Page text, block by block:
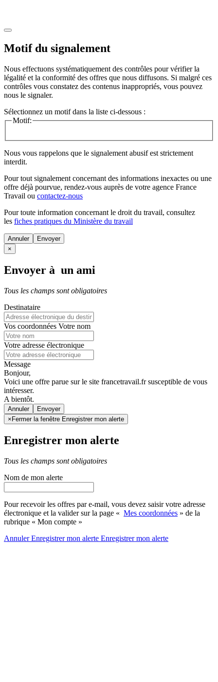
Motif du signalement
Nous effectuons systématiquement des contrôles pour vérifier la
légalité et la conformité des offres que nous diffusons. Si malgré ces
contrôles vous constatez des contenus inappropriés, vous pouvez
nous le signaler.
Sélectionnez un motif dans la liste ci-dessous :
Motif:
Nous vous rappelons que le signalement abusif est strictement
interdit.
Pour tout signalement concernant des informations inexactes ou une
offre déjà pourvue, rendez-vous auprès de votre agence France
Travail ou contactez-nous
Pour toute information concernant le droit du travail, consultez
les fiches pratiques du Ministère du travail
Annuler
×
Envoyer à un ami
Tous les champs sont obligatoires
Destinataire
Vos coordonnées Votre nom
Votre adresse électronique
Message
Bonjour,
Voici une offre parue sur le site francetravail.fr susceptible de vous
intéresser.
A bientôt.
Annuler
× Fermer la fenêtre Enregistrer mon alerte
Enregistrer mon alerte
Tous les champs sont obligatoires
Nom de mon alerte
Pour recevoir les offres par e-mail, vous devez saisir votre adresse
électronique et la valider sur la page « Mes coordonnées » de la
rubrique « Mon compte »
AnnulerEnregistrer mon alerte Enregistrermon alerte